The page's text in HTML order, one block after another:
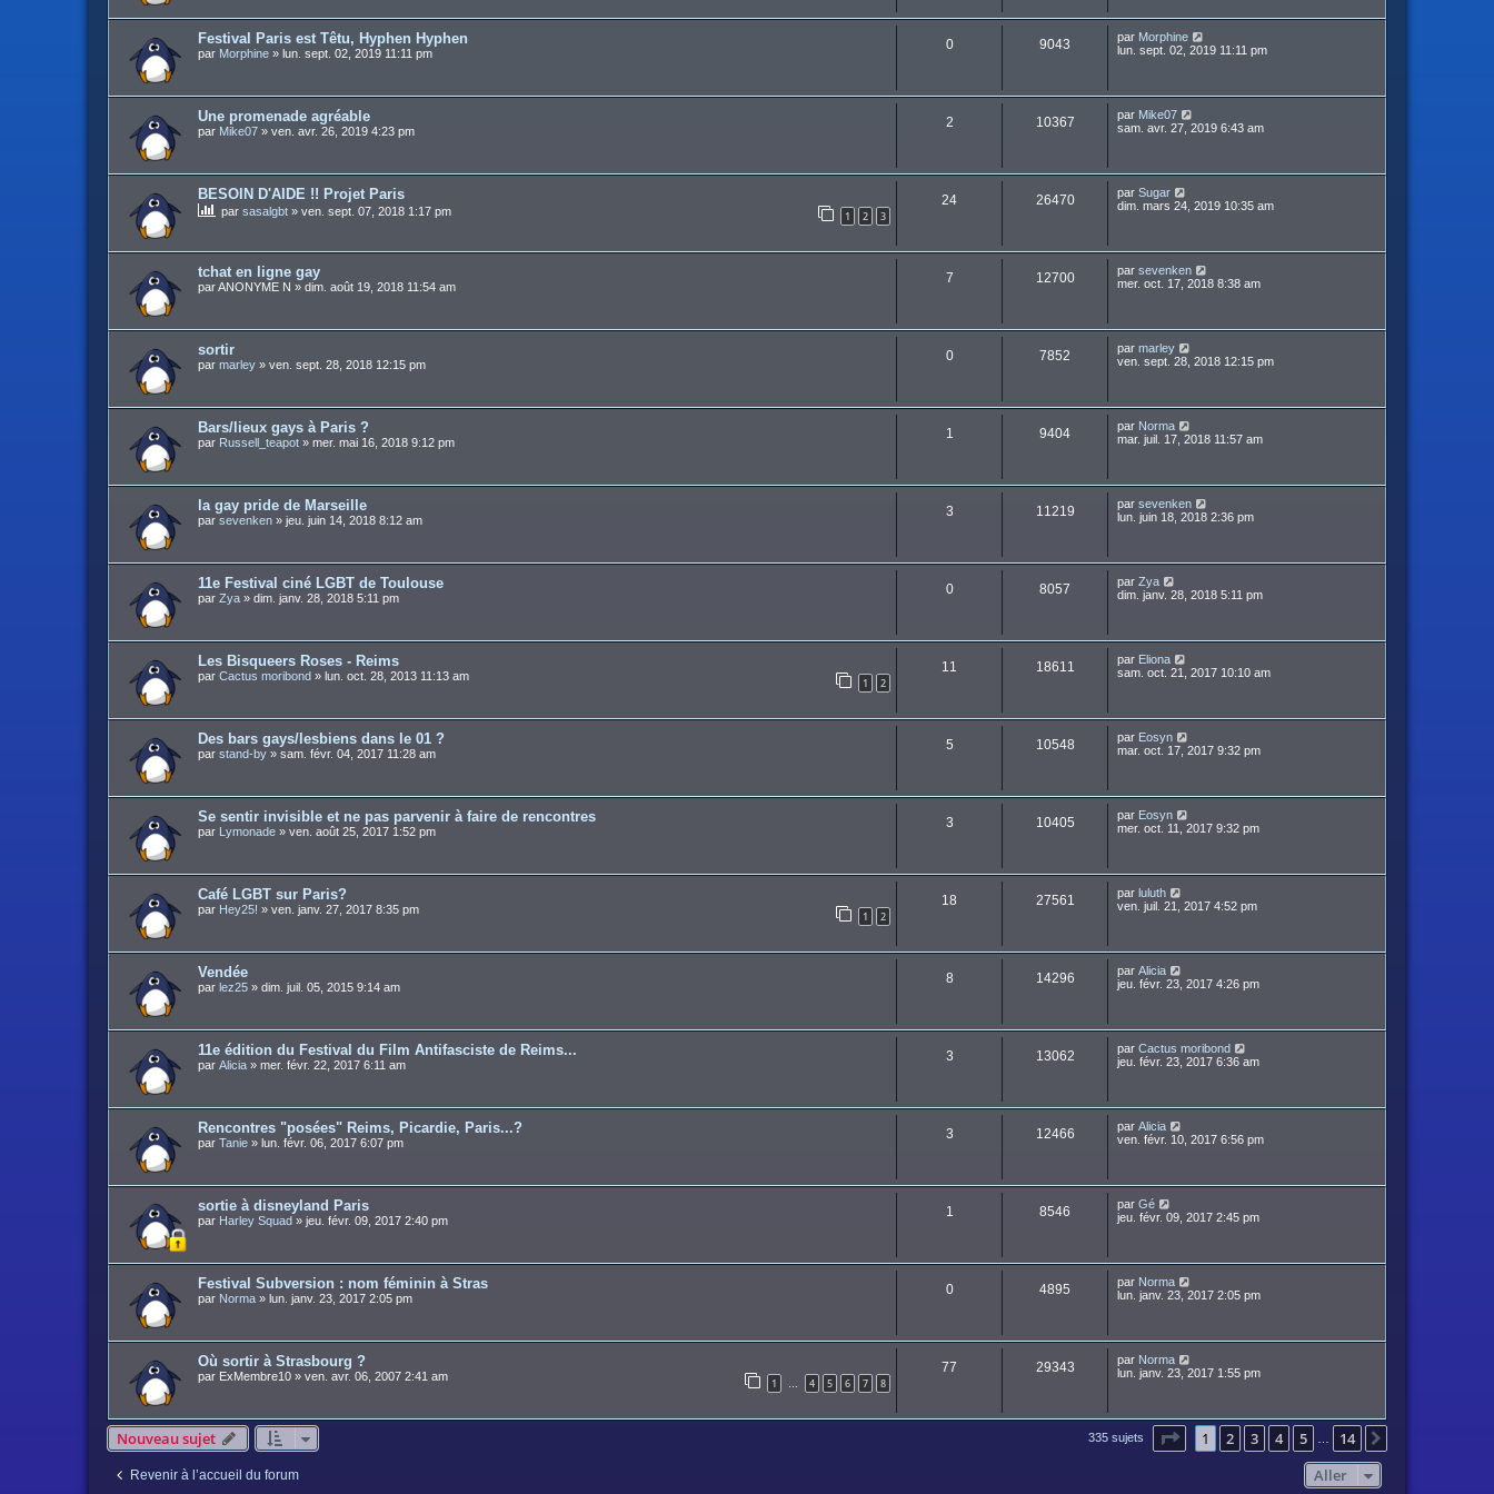
Festival Paris est Têtu, Hyphen Hyphen
par Morphine » lun. sept. 02, 2019 11:11 pm
0 9043 par Morphine
lun. sept. 02, 2019 11:11 pm
Une promenade agréable
par Mike07 » ven. avr. 26, 2019 4:23 pm
2 10367 par Mike07
sam. avr. 27, 2019 6:43 am
BESOIN D'AIDE !! Projet Paris
par sasalgbt » ven. sept. 07, 2018 1:17 pm 1 2 3
24 26470 par Sugar
dim. mars 24, 2019 10:35 am
tchat en ligne gay
parANONYME N » dim. août 19, 2018 11:54 am
7 12700 par sevenken
mer. oct. 17, 2018 8:38 am
sortir
par marley » ven. sept. 28, 2018 12:15 pm
0 7852 par marley
ven. sept. 28, 2018 12:15 pm
Bars/lieux gays à Paris ?
par Russell_teapot » mer. mai 16, 2018 9:12 pm
1 9404 par Norma
mar. juil. 17, 2018 11:57 am
la gay pride de Marseille
par sevenken » jeu. juin 14, 2018 8:12 am
3 11219 par sevenken
lun. juin 18, 2018 2:36 pm
11e Festival ciné LGBT de Toulouse
par Zya » dim. janv. 28, 2018 5:11 pm
0 8057 par Zya
dim. janv. 28, 2018 5:11 pm
Les Bisqueers Roses - Reims
par Cactus moribond » lun. oct. 28, 2013 11:13 am 1 2
11 18611 par Eliona
sam. oct. 21, 2017 10:10 am
Des bars gays/lesbiens dans le 01 ?
par stand-by » sam. févr. 04, 2017 11:28 am
5 10548 par Eosyn
mar. oct. 17, 2017 9:32 pm
Se sentir invisible et ne pas parvenir à faire de rencontres
par Lymonade » ven. août 25, 2017 1:52 pm
3 10405 par Eosyn
mer. oct. 11, 2017 9:32 pm
Café LGBT sur Paris?
par Hey25! » ven. janv. 27, 2017 8:35 pm 1 2
18 27561 par luluth
ven. juil. 21, 2017 4:52 pm
Vendée
par lez25 » dim. juil. 05, 2015 9:14 am
8 14296 par Alicia
jeu. févr. 23, 2017 4:26 pm
11e édition du Festival du Film Antifasciste de Reims...
par Alicia » mer. févr. 22, 2017 6:11 am
3 13062 par Cactus moribond
jeu. févr. 23, 2017 6:36 am
Rencontres "posées" Reims, Picardie, Paris...?
par Tanie » lun. févr. 06, 2017 6:07 pm
3 12466 par Alicia
ven. févr. 10, 2017 6:56 pm
sortie à disneyland Paris
par Harley Squad » jeu. févr. 09, 2017 2:40 pm
1 8546 par Gé
jeu. févr. 09, 2017 2:45 pm
Festival Subversion : nom féminin à Stras
par Norma » lun. janv. 23, 2017 2:05 pm
0 4895 par Norma
lun. janv. 23, 2017 2:05 pm
Où sortir à Strasbourg ?
par ExMembre10 » ven. avr. 06, 2007 2:41 am 1 … 4 5 6 7 8
77 29343 par Norma
lun. janv. 23, 2017 1:55 pm
Nouveau sujet 335 sujets Page sur14
1 2 3 4 5 14
Revenir à l’accueil du forum Aller